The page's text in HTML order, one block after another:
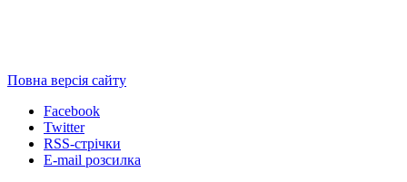
Повна версія сайту
Facebook
Twitter
RSS-стрічки
E-mail розсилка